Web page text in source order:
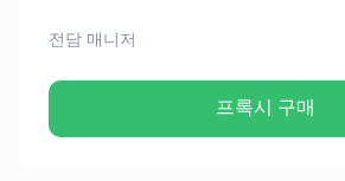
전담 매니저
프록시 구매